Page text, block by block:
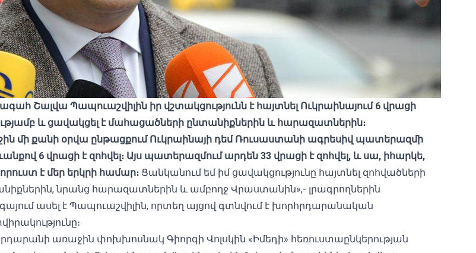
Շալվա Պապուաշվիլին իր վշտակցությունն է հայտնել Ուկրաինայում 6 վրացի
և ցավակցել է մահացածների ընտանիքներին և հարազատներին։
մի քանի օրվա ընթացքում Ուկրաինայի դեմ Ռուսաստանի ագրեսիվ պատերազմի
6 վրացի է զոհվել։ Այս պատերազմում արդեն 33 վրացի է զոհվել, և սա, իհարկե,
է մեր երկրի համար։ Ցանկանում եմ իմ ցավակցությունը հայտնել զոհվածների
նրանց հարազատներին և ամբողջ Վրաստանին»,- լրագրողներին
ասել է Պապուաշվիլին, որտեղ այցով գտնվում է խորհրդարանական
առաջին փոխխոսնակ Գիորգի Վոլսկին «Իմեդի» հեռուստաընկերության